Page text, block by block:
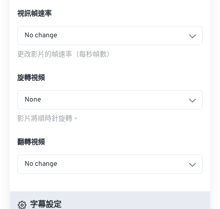
視訊幀速率
No change
更改影片的幀速率（每秒幀數）
旋轉視頻
None
影片將順時針旋轉。
翻轉視頻
No change
字幕設定